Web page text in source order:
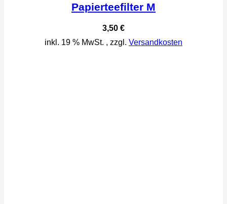
Papierteefilter M
3,50 €
inkl. 19 % MwSt. , zzgl. Versandkosten